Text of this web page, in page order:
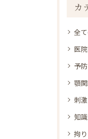
カ
全
医
予防
顎
刺激
知識
拘り